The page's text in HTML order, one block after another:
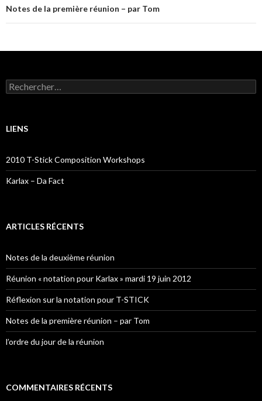
Notes de la première réunion – par Tom
Rechercher :
LIENS
2010 T-Stick Composition Workshops
Karlax – Da Fact
ARTICLES RÉCENTS
Notes de la deuxième réunion
Réunion « notation pour Karlax » mardi 19 juin 2012
Réflexion sur la notation pour T-STICK
Notes de la première réunion – par Tom
l’ordre du jour de la réunion
COMMENTAIRES RÉCENTS